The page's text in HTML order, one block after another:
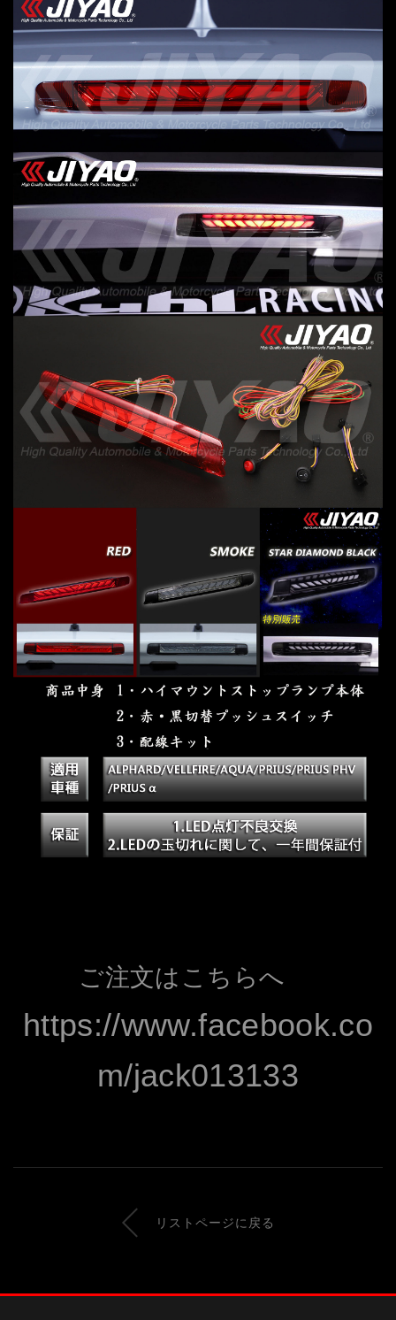
ご注文はこちらへ
https://www.facebook.co
m/jack013133
リストページに戻る